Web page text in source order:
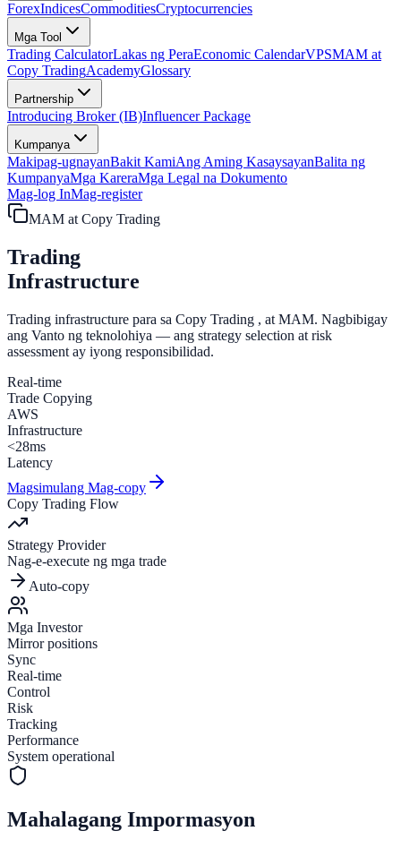
ForexIndicesCommoditiesCryptocurrencies
Mga Tool
Trading CalculatorLakas ng PeraEconomic CalendarVPSMAM at
Copy TradingAcademyGlossary
Partnership
Introducing Broker (IB)Influencer Package
Kumpanya
Makipag-ugnayanBakit KamiAng Aming KasaysayanBalita ng
KumpanyaMga KareraMga Legal na Dokumento
Mag-log InMag-register
MAM at Copy Trading
Trading
Infrastructure
Trading infrastructure para sa Copy Trading , at MAM. Nagbibigay
ang Vanto ng teknolohiya — ang strategy selection at risk
assessment ay iyong responsibilidad.
Real-time
Trade Copying
AWS
Infrastructure
<28ms
Latency
Magsimulang Mag-copy
Copy Trading Flow
Strategy Provider
Nag-e-execute ng mga trade
Auto-copy
Mga Investor
Mirror positions
Sync
Real-time
Control
Risk
Tracking
Performance
System operational
Mahalagang Impormasyon